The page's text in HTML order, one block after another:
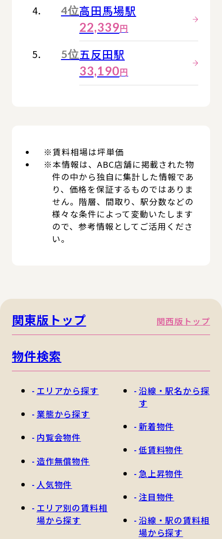
4位高田馬場駅
22,339円
5位五反田駅
33,190円
※賃料相場は坪単価
※本情報は、ABC店舗に掲載された物
件の中から独自に集計した情報であ
り、価格を保証するものではありま
せん。階層、間取り、駅分数などの
様々な条件によって変動いたします
ので、参考情報としてご活用くださ
い。
関東版トップ 関西版トップ
物件検索
エリアから探す
業態から探す
内覧会物件
造作無償物件
人気物件
エリア別の賃料相
場から探す
沿線・駅名から探
す
新着物件
低賃料物件
急上昇物件
注目物件
沿線・駅の賃料相
場から探す